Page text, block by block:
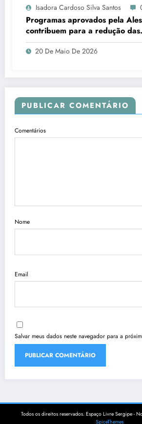
Isadora Cardoso Silva Santos
Programas aprovados pela
contribuem para a redução das
desigualdades em Sergipe
20 De Maio De 2026
PUBLICAR COMENTÁRIO
Comentários
Nome
Email
Salvar meus dados neste navegador para a
Todos os direitos reservados. Espaço Livre Sergipe -
SpiceThemes